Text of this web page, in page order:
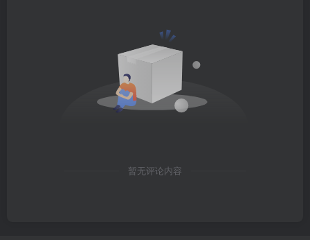
暂无评论内容